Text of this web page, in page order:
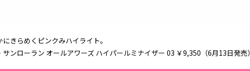
にきらめくピンクみハイライト。
サンローラン オールアワーズ ハイパールミナイザー 03 ￥9,350（6月13日発売）